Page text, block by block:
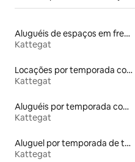
Aluguéis de espaços em frente à praia
Kattegat
Locações por temporada com piscina
Kattegat
Aluguéis por temporada com banheiro para PCD
Kattegat
Aluguel por temporada de townhouses
Kattegat